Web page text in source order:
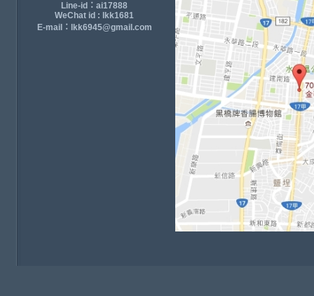
Line-id：ai17888
WeChat id : lkk1681
E-mail：lkk6945@gmail.com